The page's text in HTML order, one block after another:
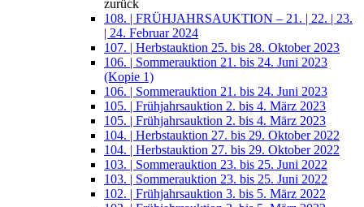
zurück
108. | FRÜHJAHRSAUKTION – 21. | 22. | 23.
| 24. Februar 2024
107. | Herbstauktion 25. bis 28. Oktober 2023
106. | Sommerauktion 21. bis 24. Juni 2023
(Kopie 1)
106. | Sommerauktion 21. bis 24. Juni 2023
105. | Frühjahrsauktion 2. bis 4. März 2023
105. | Frühjahrsauktion 2. bis 4. März 2023
104. | Herbstauktion 27. bis 29. Oktober 2022
104. | Herbstauktion 27. bis 29. Oktober 2022
103. | Sommerauktion 23. bis 25. Juni 2022
103. | Sommerauktion 23. bis 25. Juni 2022
102. | Frühjahrsauktion 3. bis 5. März 2022